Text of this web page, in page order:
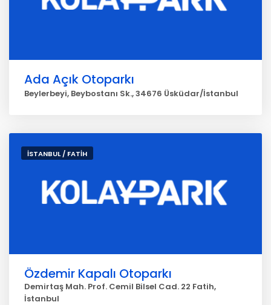
Ada Açık Otoparkı
Beylerbeyi, Beybostanı Sk., 34676 Üsküdar/İstanbul
İSTANBUL / FATİH
Özdemir Kapalı Otoparkı
Demirtaş Mah. Prof. Cemil Bilsel Cad. 22 Fatih,
İstanbul